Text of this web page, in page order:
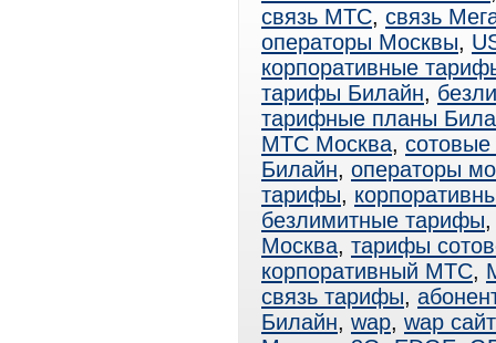
связь МТС, связь
операторы Москвы,
корпоративные
тарифы Билайн,
тарифные планы
МТС Москва,
Билайн, операторы
тарифы,
безлимитные тарифы
Москва, тарифы
корпоративный МТС,
связь тарифы,
Билайн, wap, wap